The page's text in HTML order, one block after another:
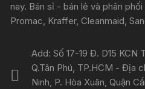
nay. Bán sỉ - bán lẻ và phân
Promac, Kraffer, Cleanmaid,
Add: Số 17-19 Đ. D15 KCN
Q.Tân Phú, TP.HCM - Địa
Ninh, P. Hòa Xuân, Quận